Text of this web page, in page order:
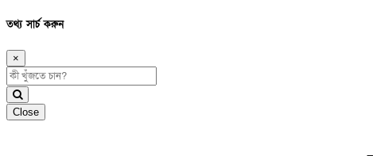
তথ্য সার্চ করুন
×
Close